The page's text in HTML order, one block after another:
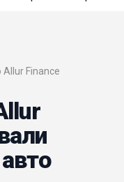
Allur Finance